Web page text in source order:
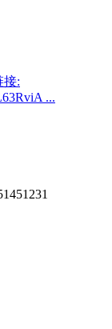
接:
...